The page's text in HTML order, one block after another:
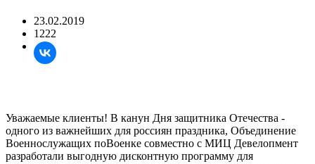
23.02.2019
1222
Уважаемые клиенты! В канун Дня защитника Отечества -
одного из важнейших для россиян праздника, Объединение
Военнослужащих поВоенке совместно с МИЦ Девелопмент
разработали выгодную дисконтную программу для